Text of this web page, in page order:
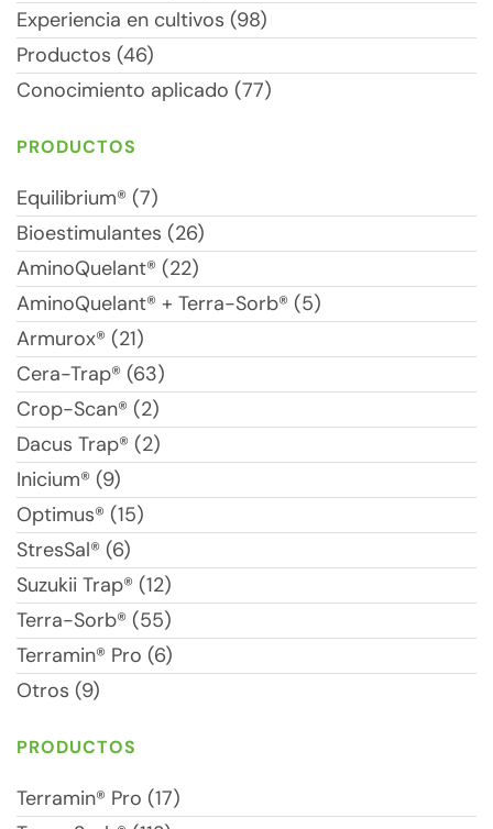
Experiencia en cultivos (98)
Productos (46)
Conocimiento aplicado (77)
PRODUCTOS
Equilibrium® (7)
Bioestimulantes (26)
AminoQuelant® (22)
AminoQuelant® + Terra-Sorb® (5)
Armurox® (21)
Cera-Trap® (63)
Crop-Scan® (2)
Dacus Trap® (2)
Inicium® (9)
Optimus® (15)
StresSal® (6)
Suzukii Trap® (12)
Terra-Sorb® (55)
Terramin® Pro (6)
Otros (9)
PRODUCTOS
Terramin® Pro (17)